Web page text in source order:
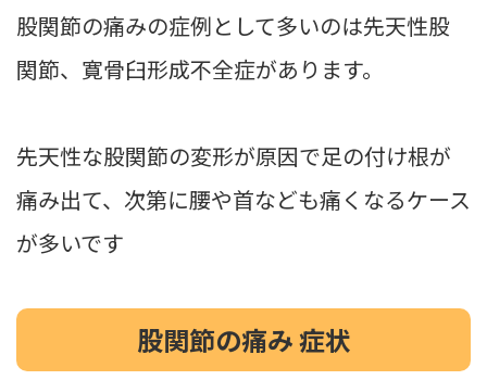
股関節の痛みの症例として多いのは先天性股
関節、寛骨臼形成不全症があります。
先天性な股関節の変形が原因で足の付け根が
痛み出て、次第に腰や首なども痛くなるケース
が多いです
股関節の痛み 症状